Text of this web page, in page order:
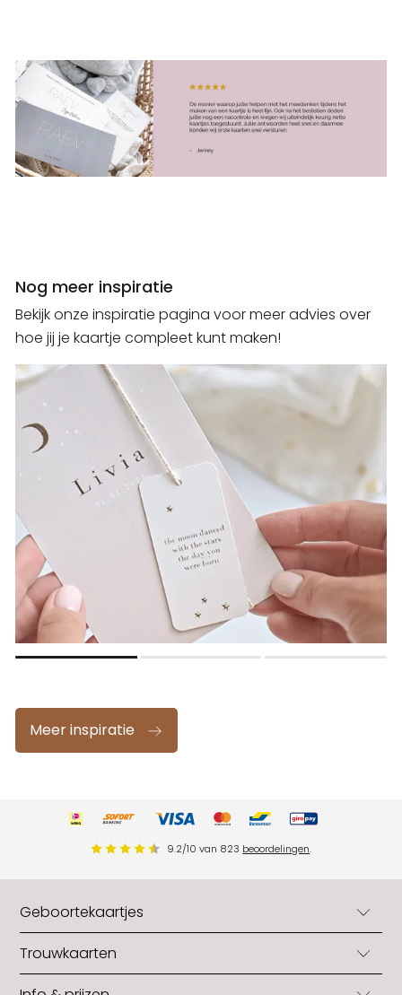
Nog meer inspiratie
Bekijk onze inspiratie pagina voor meer advies over
hoe jij je kaartje compleet kunt maken!
Meer inspiratie
9.2/10 van 823 beoordelingen.
Geboortekaartjes
Geboortekaartjes
Geboortekaartjes jongens
Trouwkaarten